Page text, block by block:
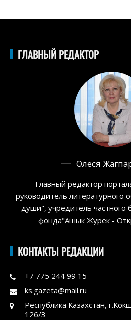
ГЛАВНЫЙ РЕДАКТОР
Олеся
Главный редактор
руководитель литературного
души", учредитель частного
фонда"Ашык Журек -
КОНТАКТЫ РЕДАКЦИИ
+7 775 244 99 15
ks.gazeta@mail.ru
Республика Казахстан,
126/3